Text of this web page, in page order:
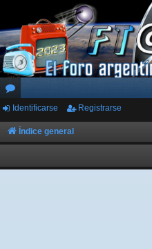
or
os
Identificarse Registrarse
Índice general